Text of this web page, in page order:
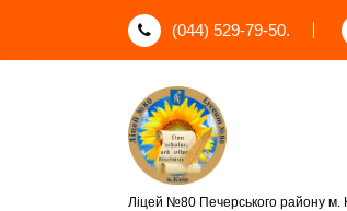
р
(044) 529-79-50.
Ліцей №80 Печерського району м.